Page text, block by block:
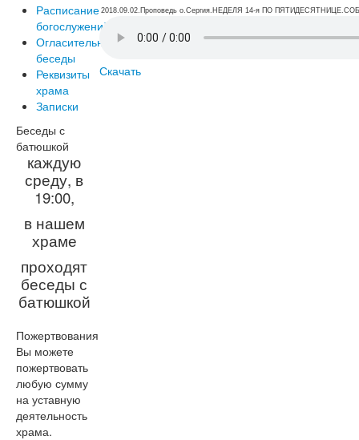
Расписание
богослужений
Огласительные
беседы
Реквизиты
храма
Записки
Беседы с
батюшкой
каждую
среду, в
19:00,
в нашем
храме
проходят
беседы с
батюшкой
Пожертвования
Вы можете
пожертвовать
любую сумму
на уставную
деятельность
храма.
2018.09.02.Проповедь о.Сергия.НЕДЕЛЯ 14-я ПО
Скачать